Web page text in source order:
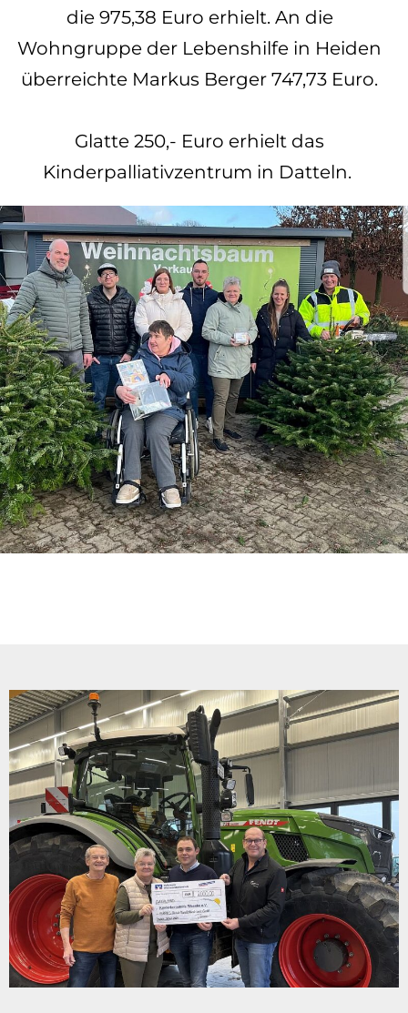
die 975,38 Euro erhielt. An die
Wohngruppe der Lebenshilfe in Heiden
überreichte Markus Berger 747,73 Euro.
Glatte 250,- Euro erhielt das
Kinderpalliativzentrum in Datteln.